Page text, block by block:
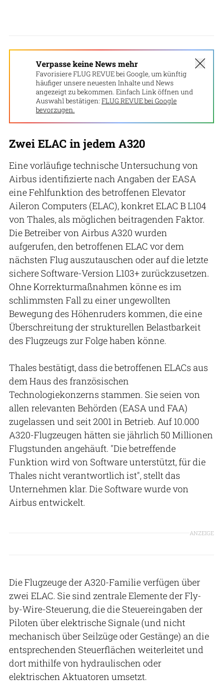
Verpasse keine News mehr
Favorisiere FLUG REVUE bei Google, um künftig
häufiger unsere neuesten Inhalte und News
angezeigt zu bekommen. Einfach Link öffnen und
Auswahl bestätigen: FLUG REVUE bei Google
bevorzugen.
Zwei ELAC in jedem A320
Eine vorläufige technische Untersuchung von
Airbus identifizierte nach Angaben der EASA
eine Fehlfunktion des betroffenen Elevator
Aileron Computers (ELAC), konkret ELAC B L104
von Thales, als möglichen beitragenden Faktor.
Die Betreiber von Airbus A320 wurden
aufgerufen, den betroffenen ELAC vor dem
nächsten Flug auszutauschen oder auf die letzte
sichere Software-Version L103+ zurückzusetzen.
Ohne Korrekturmaßnahmen könne es im
schlimmsten Fall zu einer ungewollten
Bewegung des Höhenruders kommen, die eine
Überschreitung der strukturellen Belastbarkeit
des Flugzeugs zur Folge haben könne.
Thales bestätigt, dass die betroffenen ELACs aus
dem Haus des französischen
Technologiekonzerns stammen. Sie seien von
allen relevanten Behörden (EASA und FAA)
zugelassen und seit 2001 in Betrieb. Auf 10.000
A320-Flugzeugen hätten sie jährlich 50 Millionen
Flugstunden angehäuft. "Die betreffende
Funktion wird von Software unterstützt, für die
Thales nicht verantwortlich ist", stellt das
Unternehmen klar. Die Software wurde von
Airbus entwickelt.
ANZEIGE
Die Flugzeuge der A320-Familie verfügen über
zwei ELAC. Sie sind zentrale Elemente der Fly-
by-Wire-Steuerung, die die Steuereingaben der
Piloten über elektrische Signale (und nicht
mechanisch über Seilzüge oder Gestänge) an die
entsprechenden Steuerflächen weiterleitet und
dort mithilfe von hydraulischen oder
elektrischen Aktuatoren umsetzt.